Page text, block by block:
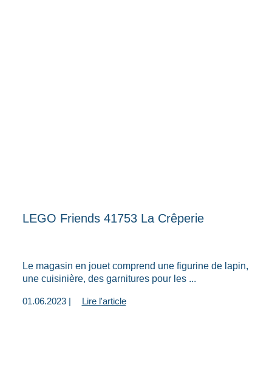
LEGO Friends 41753 La Crêperie
Le magasin en jouet comprend une figurine de lapin,
une cuisinière, des garnitures pour les ...
01.06.2023 | Lire l'article